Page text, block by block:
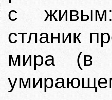
с
стланик
мира (в